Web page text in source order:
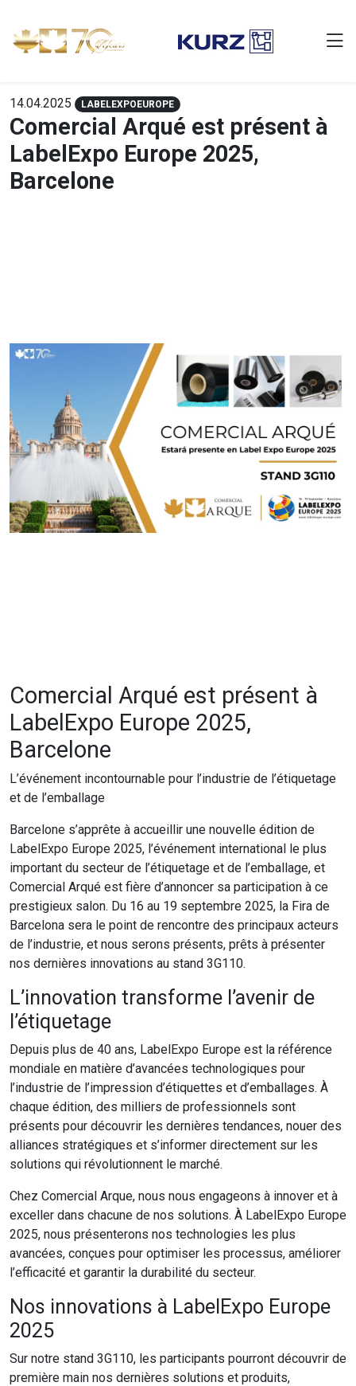
14.04.2025 LABELEXPOEUROPE
Comercial Arqué est présent à
LabelExpo Europe 2025,
Barcelone
Comercial Arqué est présent à
LabelExpo Europe 2025,
Barcelone
L’événement incontournable pour l’industrie de l’étiquetage
et de l’emballage
Barcelone s’apprête à accueillir une nouvelle édition de
LabelExpo Europe 2025, l’événement international le plus
important du secteur de l’étiquetage et de l’emballage, et
Comercial Arqué est fière d’annoncer sa participation à ce
prestigieux salon. Du 16 au 19 septembre 2025, la Fira de
Barcelona sera le point de rencontre des principaux acteurs
de l’industrie, et nous serons présents, prêts à présenter
nos dernières innovations au stand 3G110.
L’innovation transforme l’avenir de
l’étiquetage
Depuis plus de 40 ans, LabelExpo Europe est la référence
mondiale en matière d’avancées technologiques pour
l’industrie de l’impression d’étiquettes et d’emballages. À
chaque édition, des milliers de professionnels sont
présents pour découvrir les dernières tendances, nouer des
alliances stratégiques et s’informer directement sur les
solutions qui révolutionnent le marché.
Chez Comercial Arque, nous nous engageons à innover et à
exceller dans chacune de nos solutions. À LabelExpo Europe
2025, nous présenterons nos technologies les plus
avancées, conçues pour optimiser les processus, améliorer
l’efficacité et garantir la durabilité du secteur.
Nos innovations à LabelExpo Europe
2025
Sur notre stand 3G110, les participants pourront découvrir de
première main nos dernières solutions et produits,